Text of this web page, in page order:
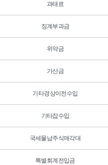
과태료
징계부과금
위약금
가산금
기타경상이전수입
기타잡수입
국세물납주식매각대
특별회계전입금